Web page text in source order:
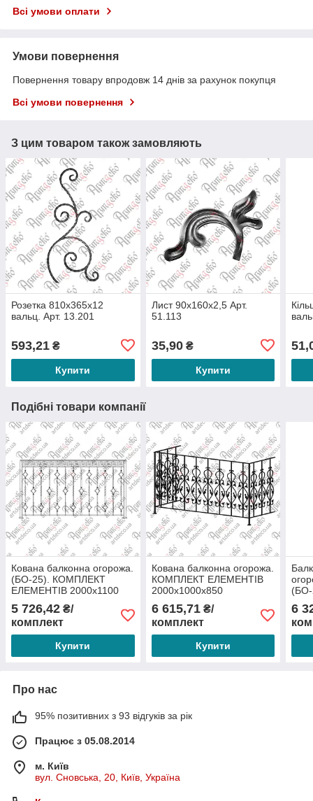
Всі умови оплати
Умови повернення
Повернення товару впродовж 14 днів за рахунок покупця
Всі умови повернення
З цим товаром також замовляють
Розетка 810х365х12
вальц. Арт. 13.201
593,21 ₴
Купити
Лист 90х160х2,5 Арт.
51.113
35,90₴
Купити
Подібні товари компанії
Кована балконна огорожа.
(БО-25). КОМПЛЕКТ
ЕЛЕМЕНТІВ 2000х1100
5 726,42 ₴/
комплект
Купити
Кована балконна огорожа.
КОМПЛЕКТ ЕЛЕМЕНТІВ
2000х1000х850
6 615,71₴/
комплект
Купити
6
Про нас
95% позитивних з 93 відгуків за рік
Працює з 05.08.2014
м. Київ
вул. Сновська, 20, Київ, Україна